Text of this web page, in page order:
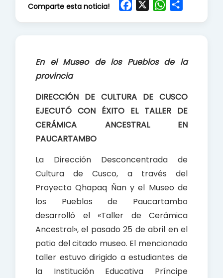
Comparte esta noticia!
b
k
W
s
p
e
En el Museo de los Pueblos de la
provincia
DIRECCIÓN DE CULTURA DE CUSCO
EJECUTÓ CON ÉXITO EL TALLER DE
CERÁMICA ANCESTRAL EN
PAUCARTAMBO
La Dirección Desconcentrada de
Cultura de Cusco, a través del
Proyecto Qhapaq Ñan y el Museo de
los Pueblos de Paucartambo
desarrolló el «Taller de Cerámica
Ancestral», el pasado 25 de abril en el
patio del citado museo. El mencionado
taller estuvo dirigido a estudiantes de
la Institución Educativa Príncipe